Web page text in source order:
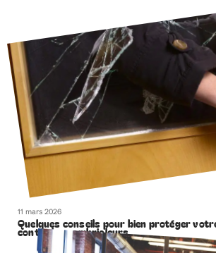
11 mars 2026
Quelques conseils pour bien protéger
contre les cambrioleurs